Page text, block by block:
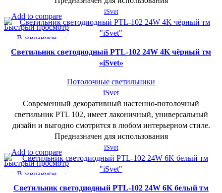
iSvet
Add to compare
Быстрый просмотр
В желаемое
Cветильник светодиодный PTL-102 24W 4K чёрный тм
«iSvet»
Потолочные светильники
iSvet
Современный декоративный настенно-потолочный
светильник PTL 102, имеет лаконичный, универсальный
дизайн и выгодно смотрится в любом интерьерном стиле.
Предназначен для использования
iSvet
Add to compare
Быстрый просмотр
В желаемое
Cветильник светодиодный PTL-102 24W 6K белый тм